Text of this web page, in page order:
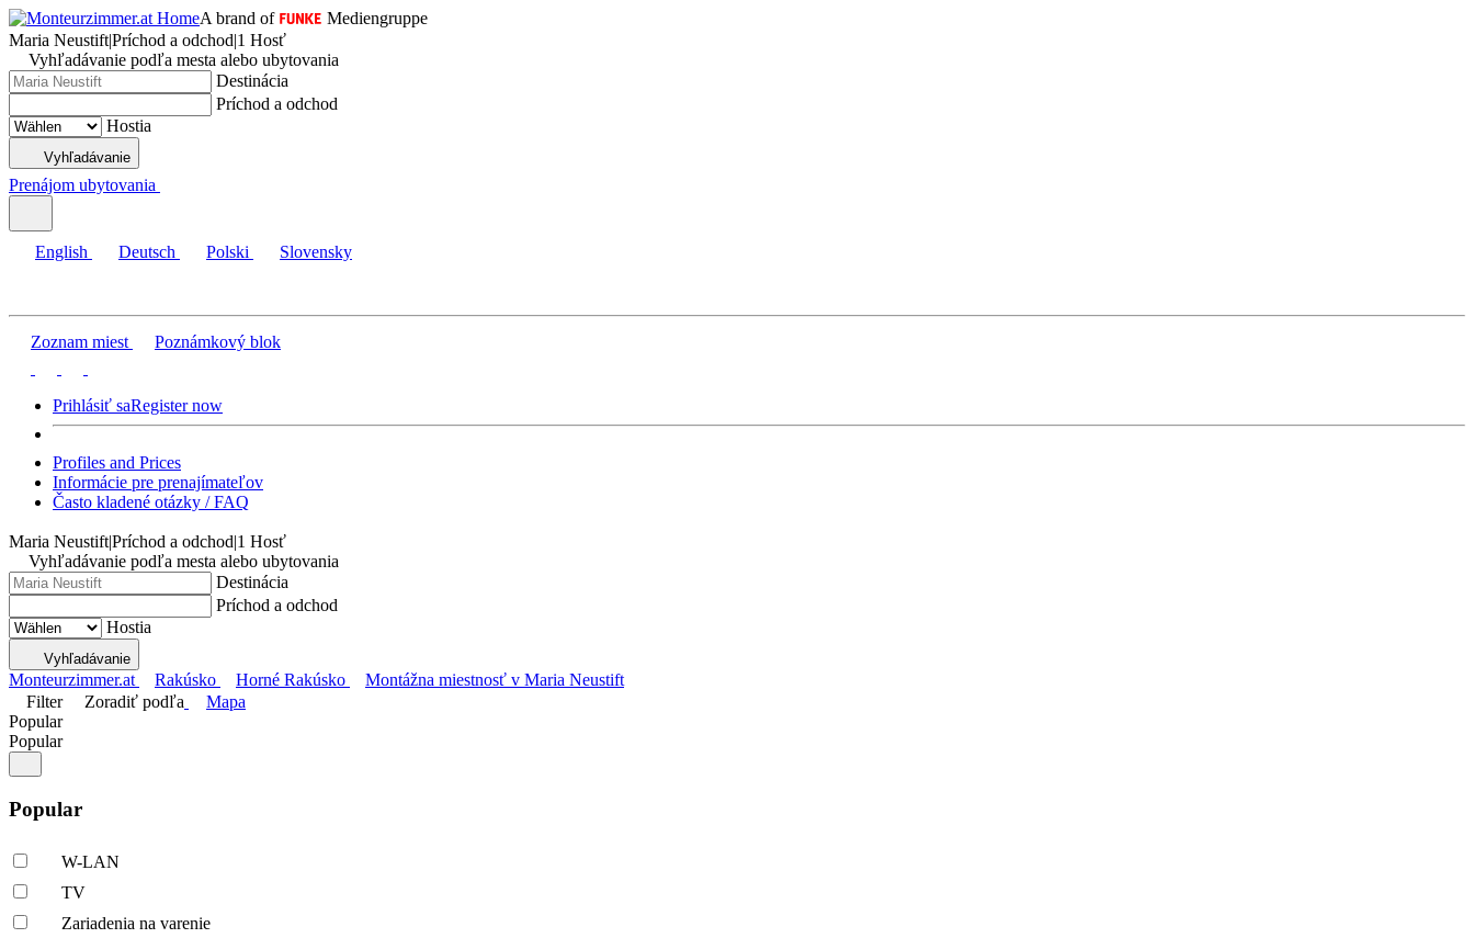
A brand of
Mediengruppe
Maria Neustift|Príchod a odchod|1 Hosť
Vyhľadávanie podľa mesta alebo ubytovania
Destinácia
Príchod a odchod
Hostia
Vyhľadávanie
Prenájom ubytovania
English Deutsch Polski Slovensky
Zoznam miest Poznámkový blok
Prihlásiť saRegister now
Profiles and Prices
Informácie pre prenajímateľov
Často kladené otázky / FAQ
Maria Neustift|Príchod a odchod|1 Hosť
Vyhľadávanie podľa mesta alebo ubytovania
Destinácia
Príchod a odchod
Hostia
Vyhľadávanie
Monteurzimmer.at Rakúsko Horné Rakúsko
Montážna miestnosť v Maria Neustift
Filter
Zoradiť podľa
Mapa
Popular
Popular
Popular
W-LAN
TV
Zariadenia na varenie